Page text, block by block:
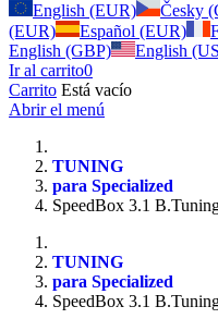
English (EUR)
Česky
(EUR)
Español (EUR)
English (GBP)
English
Ir al carrito0
Carrito Está vacío
Abrir el menú
TUNING
para Specialized
SpeedBox 3.1
TUNING
para Specialized
SpeedBox 3.1